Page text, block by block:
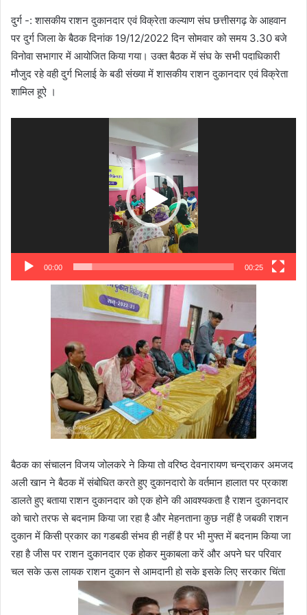
दुर्ग -: शासकीय राशन दुकानदार एवं विक्रेता कल्याण संघ छत्तीसगढ़ के आहवान
पर दुर्ग जिला के बैठक दिनांक 19/12/2022 दिन सोमवार को समय 3.30 बजे
विनोवा सभागार में आयोजित किया गया। उक्त बैठक में संघ के सभी पदाधिकारी
मौजुद रहे वही दुर्ग भिलाई के बडी संख्या में शासकीय राशन दुकानदार एवं विक्रेता
शामिल हूऐ ।
00:00 00:25
बैठक का संचालन विजय जोलकरे ने किया तो वरिष्ठ देवनारायण चन्द्राकर अमजद
अली खान ने बैठक में संबोधित करते हुए दुकानदारो के वर्तमान हालात पर प्रकाश
डालते हुए बताया राशन दुकानदार को एक होने की आवश्यकता है राशन दुकानदार
को चारो तरफ से बदनाम किया जा रहा है और मेहनताना कुछ नहीं है जबकी राशन
दुकान में किसी प्रकार का गडबडी संभव ही नहीं है पर भी मुफ्त में बदनाम किया जा
रहा है जीस पर राशन दुकानदार एक होकर मुकाबला करें और अपने घर परिवार
चल सके ऊस लायक राशन दुकान से आमदानी हो सके इसके लिए सरकार चिंता